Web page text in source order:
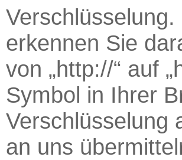
erkennen Sie
von „http://“ auf
Symbol in Ihrer
Verschlüsselung
an uns